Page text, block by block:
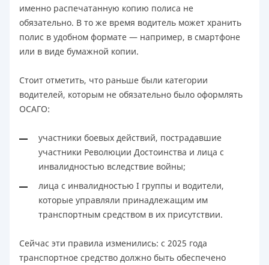
именно распечатанную копию полиса не
обязательно. В то же время водитель может хранить
полис в удобном формате — например, в смартфоне
или в виде бумажной копии.
Стоит отметить, что раньше были категории
водителей, которым не обязательно было оформлять
ОСАГО:
участники боевых действий, пострадавшие
участники Революции Достоинства и лица с
инвалидностью вследствие войны;
лица с инвалидностью I группы и водители,
которые управляли принадлежащим им
транспортным средством в их присутствии.
Сейчас эти правила изменились: с 2025 года
транспортное средство должно быть обеспечено